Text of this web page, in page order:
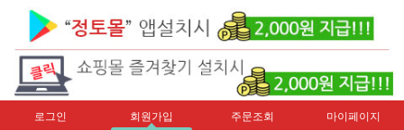
로그인 회원가입 주문조회 마이페이지